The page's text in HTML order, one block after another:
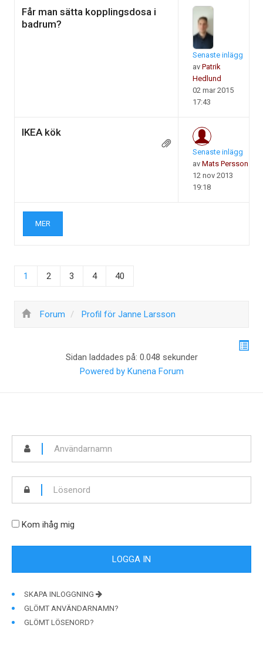
MER
Får man sätta kopplingsdosa i
badrum?
Senaste inlägg
av Patrik
Hedlund
02 mar 2015
17:43
IKEA kök
Senaste inlägg
av Mats Persson
12 nov 2013
19:18
1 2 3 4 40
Forum Profil för Janne Larsson
Sidan laddades på: 0.048 sekunder
Powered by Kunena Forum
Kom ihåg mig
SKAPA INLOGGNING
GLÖMT ANVÄNDARNAMN?
GLÖMT LÖSENORD?